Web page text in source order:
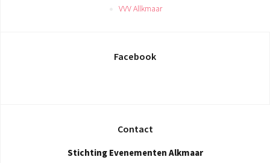
VVV Allkmaar
Facebook
Contact
Stichting Evenementen Alkmaar